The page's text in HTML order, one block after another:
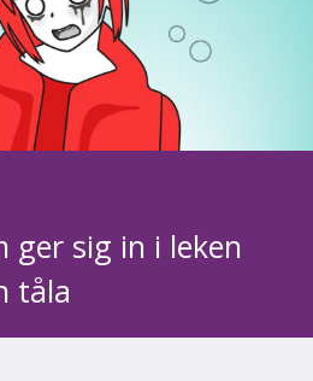
ger sig in i leken
tåla